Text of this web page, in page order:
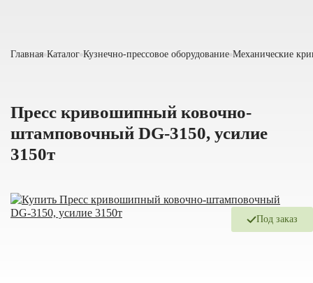
Главная Каталог Кузнечно-прессовое оборудование Механические
Пресс кривошипный ковочно-
штамповочный DG-3150, усилие
3150т
Под заказ